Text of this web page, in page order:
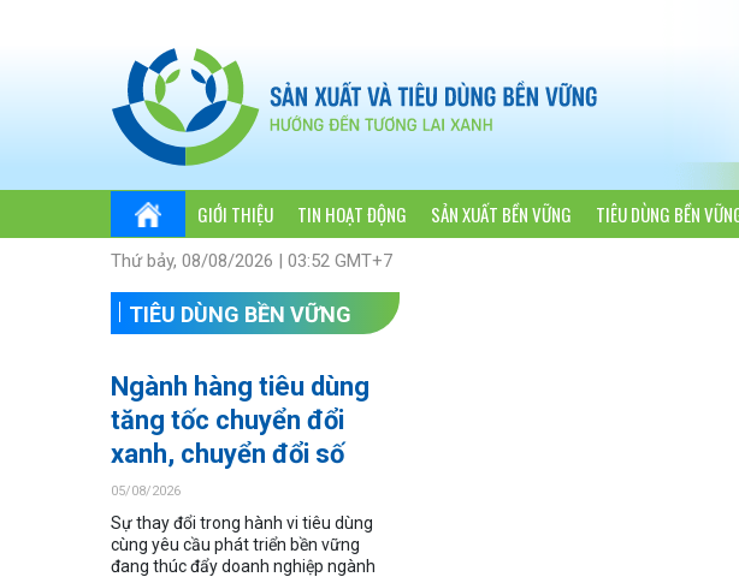
GIỚI THIỆU TIN HOẠT ĐỘNG SẢN XUẤT BỀN VỮNG TIÊU DÙNG BỀN
Thứ bảy, 08/08/2026 | 03:52 GMT+7
TIÊU DÙNG BỀN VỮNG
Ngành hàng tiêu dùng
tăng tốc chuyển đổi
xanh, chuyển đổi số
05/08/2026
Sự thay đổi trong hành vi tiêu dùng
cùng yêu cầu phát triển bền vững
đang thúc đẩy doanh nghiệp ngành